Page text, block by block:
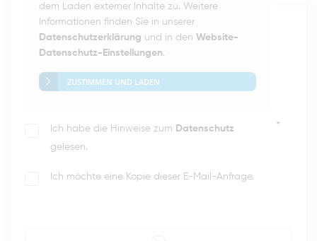
dem Laden externer Inhalte zu. Weitere
Informationen finden Sie in unserer
Datenschutzerklärung und in den Website-
Datenschutz-Einstellungen.
ZUSTIMMEN UND LADEN
Ich habe die Hinweise zum Datenschutz
gelesen.
*
Ich möchte eine Kopie dieser E-Mail-Anfrage.